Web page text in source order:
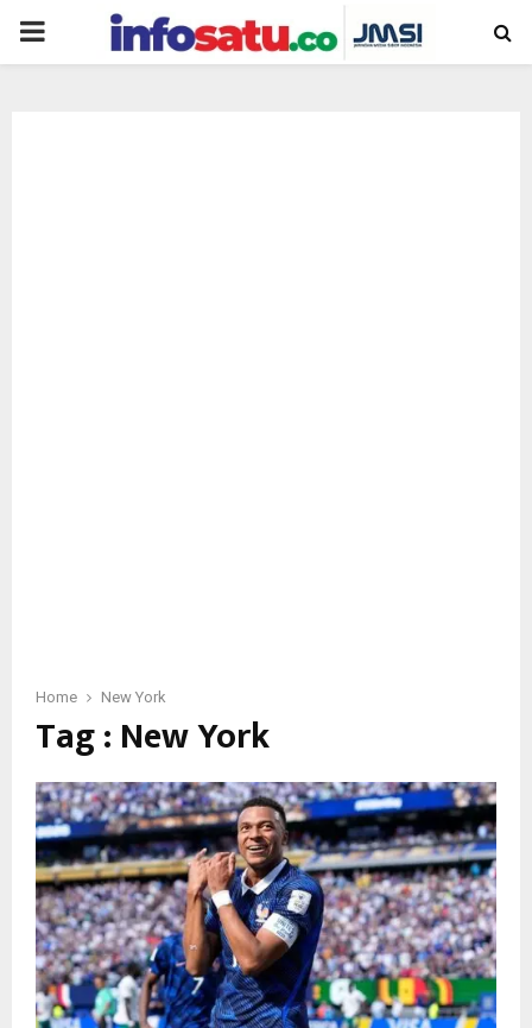
PRIMARY
Home New York
Tag : New York